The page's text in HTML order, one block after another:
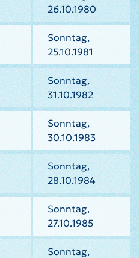
26.10.1980
Sonntag,
25.10.1981
Sonntag,
31.10.1982
Sonntag,
30.10.1983
Sonntag,
28.10.1984
Sonntag,
27.10.1985
Sonntag,